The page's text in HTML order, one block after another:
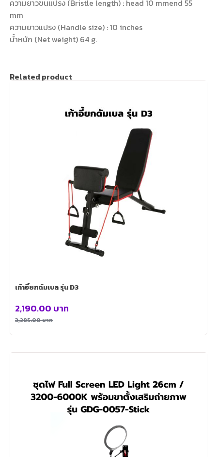
ความยาวขนแปรง (Bristle length) : head 10 mmend 55
mm
ความยาวแปรง (Handle size) : 10 inches
น้ำหนัก (Net weight) 64 g.
Related product
เก้าอี้ยกดัมเบล รุ่น D3
3,285.00บาท
2,190.00 บาท